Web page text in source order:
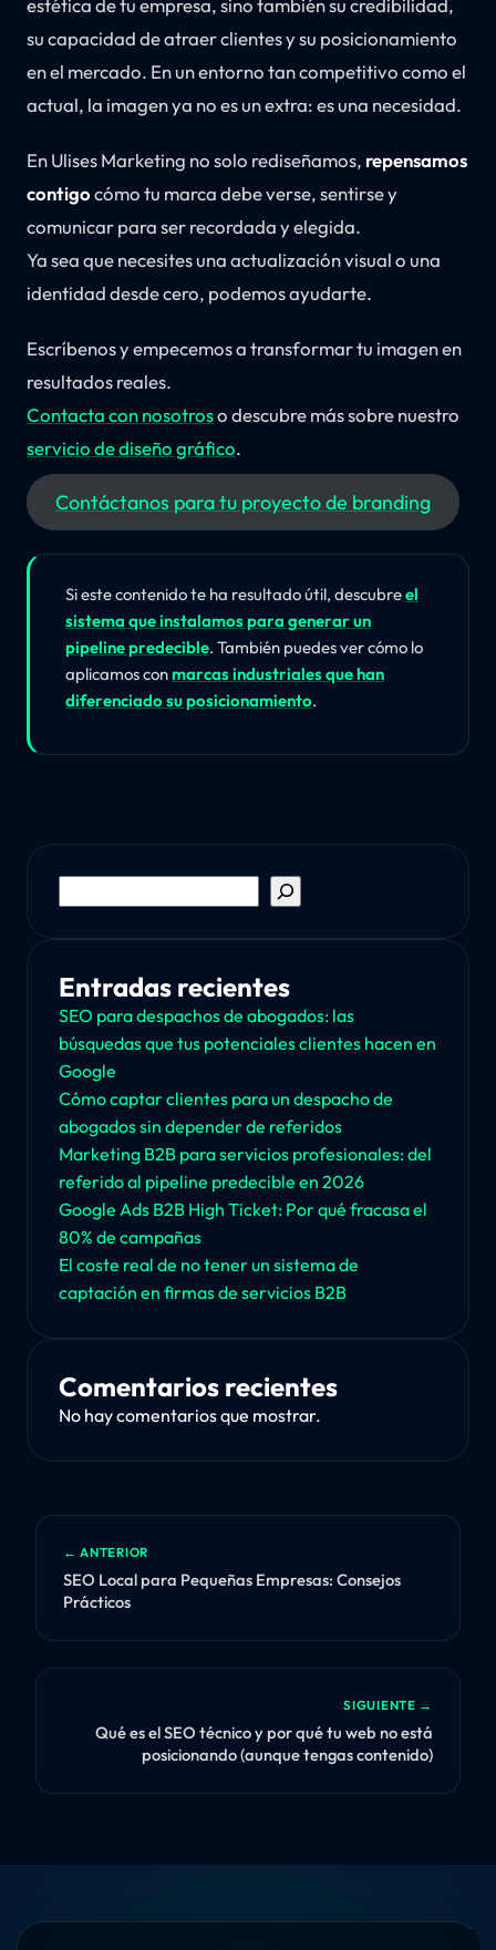
estética de tu empresa, sino también su credibilidad,
su capacidad de atraer clientes y su posicionamiento
en el mercado. En un entorno tan competitivo como el
actual, la imagen ya no es un extra: es una necesidad.
En Ulises Marketing no solo rediseñamos, repensamos
contigocómo tu marca debe verse, sentirse y
comunicar para ser recordada y elegida.
Ya sea que necesites una actualización visual o una
identidad desde cero, podemos ayudarte.
Escríbenos y empecemos a transformar tu imagen en
resultados reales.
Contacta con nosotroso descubre más sobre nuestro
servicio de diseño gráfico.
Contáctanos para tu proyecto de branding
Si este contenido te ha resultado útil, descubreel
sistema que instalamos para generar un
pipeline predecible. También puedes ver cómo lo
aplicamos conmarcas industriales que han
diferenciado su posicionamiento.
Entradas recientes
SEO para despachos de abogados: las
búsquedas que tus potenciales clientes hacen en
Google
Cómo captar clientes para un despacho de
abogados sin depender de referidos
Marketing B2B para servicios profesionales: del
referido al pipeline predecible en 2026
Google Ads B2B High Ticket: Por qué fracasa el
80% de campañas
El coste real de no tener un sistema de
captación en firmas de servicios B2B
Comentarios recientes
No hay comentarios que mostrar.
← ANTERIOR
SEO Local para Pequeñas Empresas: Consejos
Prácticos
SIGUIENTE →
Qué es el SEO técnico y por qué tu web no está
posicionando (aunque tengas contenido)